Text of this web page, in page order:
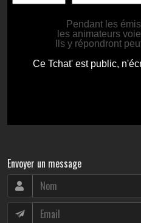
Envoyer un message